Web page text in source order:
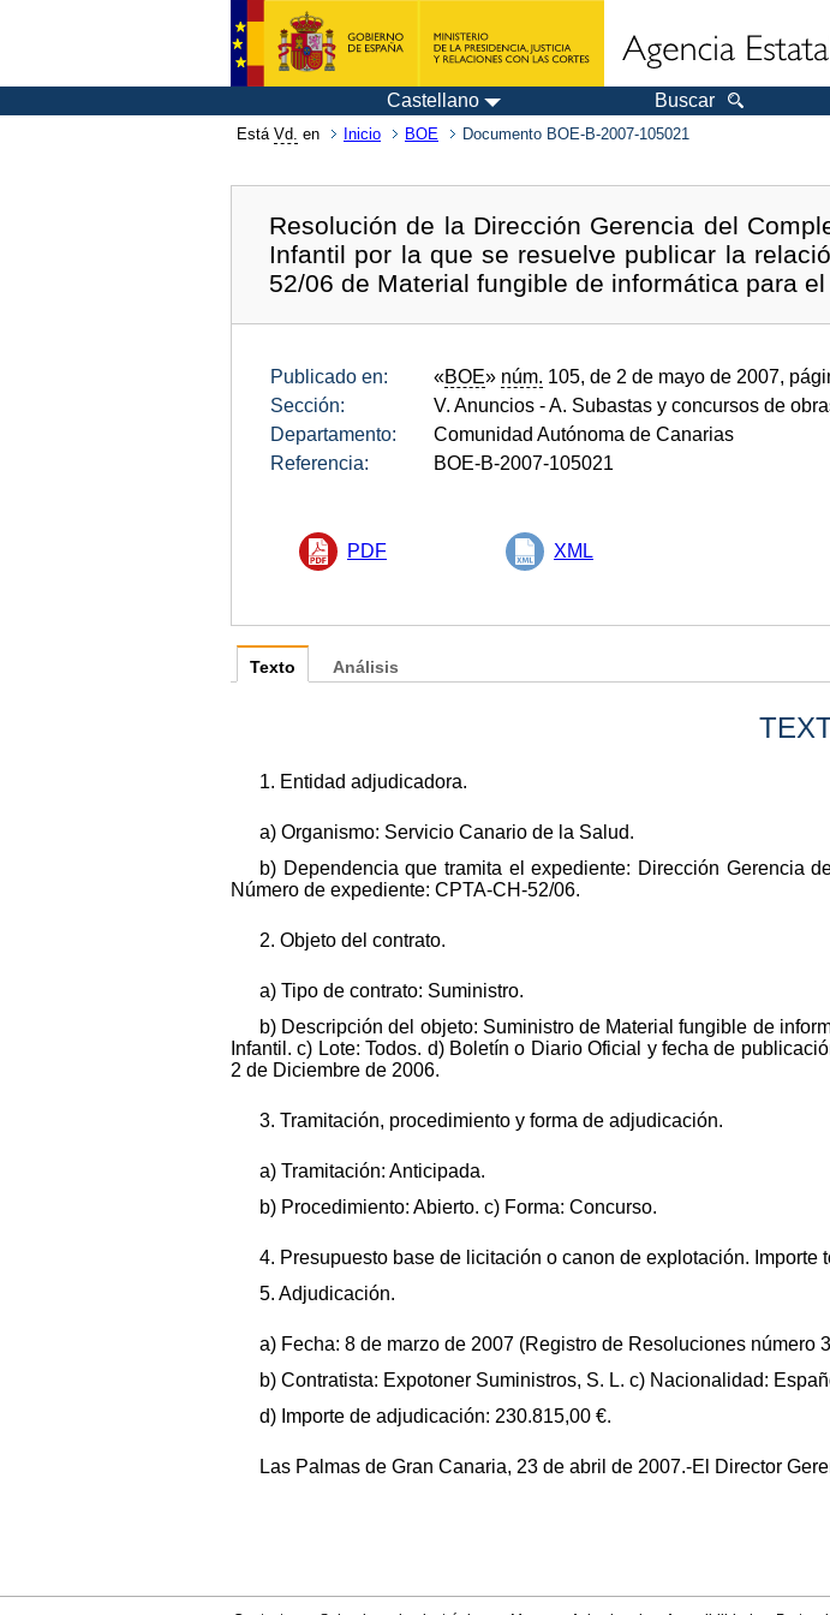
Castellano Buscar
Está Vd. en Inicio BOE Documento BOE-B-2007-105021
Resolución de la Dirección Gerencia del
Infantil por la que se resuelve publicar la
52/06 de Material fungible de informática para
Publicado en: «BOE» núm. 105, de 2 de mayo de 2007,
Sección:
V. Anuncios - A. Subastas y concursos de
Departamento:
Comunidad Autónoma de Canarias
Referencia:
BOE-B-2007-105021
PDF XML
Texto
1. Entidad adjudicadora.
a) Organismo: Servicio Canario de la Salud.
b) Dependencia que tramita el expediente: Dirección Gerencia
Número de expediente: CPTA-CH-52/06.
2. Objeto del contrato.
a) Tipo de contrato: Suministro.
b) Descripción del objeto: Suministro de Material fungible de
Infantil. c) Lote: Todos. d) Boletín o Diario Oficial y fecha de
2 de Diciembre de 2006.
3. Tramitación, procedimiento y forma de adjudicación.
a) Tramitación: Anticipada.
b) Procedimiento: Abierto. c) Forma: Concurso.
4. Presupuesto base de licitación o canon de explotación. Importe
5. Adjudicación.
a) Fecha: 8 de marzo de 2007 (Registro de Resoluciones número
b) Contratista: Expotoner Suministros, S. L. c) Nacionalidad:
d) Importe de adjudicación: 230.815,00 €.
Las Palmas de Gran Canaria, 23 de abril de 2007.-El Director
Análisis